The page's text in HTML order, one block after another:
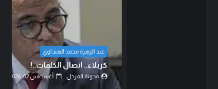
كربلاء.. انصال الكلمات..!
أغسطس 02, 2026